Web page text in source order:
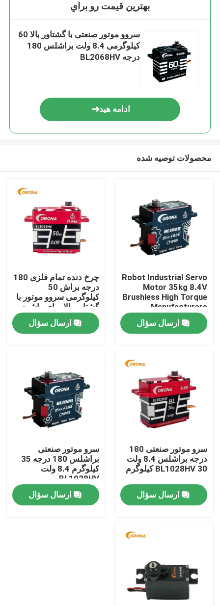
صفحه اصلی
درباره ما
تور کارخانه
کنترل کیفیت
درخواست نقل قول
مینی سرو موتور
سروو موتور استاندارد
بهترين قيمت رو براي
سروو موتور صنعتی با گشتاور بالا 60
کیلوگرمی 8.4 ولت براشلس 180
درجه BL2068HV
ادامه هید
محصولات توصیه شده
Robot Industrial Servo
Motor 35kg 8.4V
Brushless High Torque
Manufacturers
BL1028HV
ارسال سؤال
چرخ دنده تمام فلزی 180
درجه براش 50
کیلوگرمی سروو موتور با
گشتاور بالا برای ماشین
مسابقه ای RC
BL1029HVارسال سؤال
سرو موتور صنعتی 180
درجه براشلس 8.4 ولت
BL1028HV 30 کیلوگرم
ارسال سؤال
سرو موتور صنعتی
براشلس 180 درجه 35
کیلوگرم 8.4 ولت
BL1028HV
ارسال سؤال